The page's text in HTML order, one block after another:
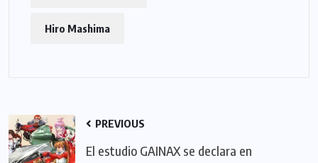
Hiro Mashima
PREVIOUS
El estudio GAINAX se declara en